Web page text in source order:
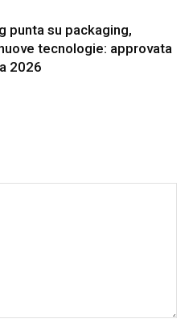
punta su packaging,
tecnologie: approvata
2026